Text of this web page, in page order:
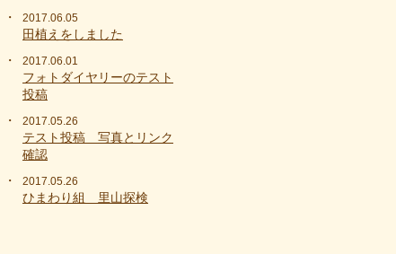
2017.06.05
田植えをしました
2017.06.01
フォトダイヤリーのテスト
投稿
2017.05.26
テスト投稿 写真とリンク
確認
2017.05.26
ひまわり組 里山探検